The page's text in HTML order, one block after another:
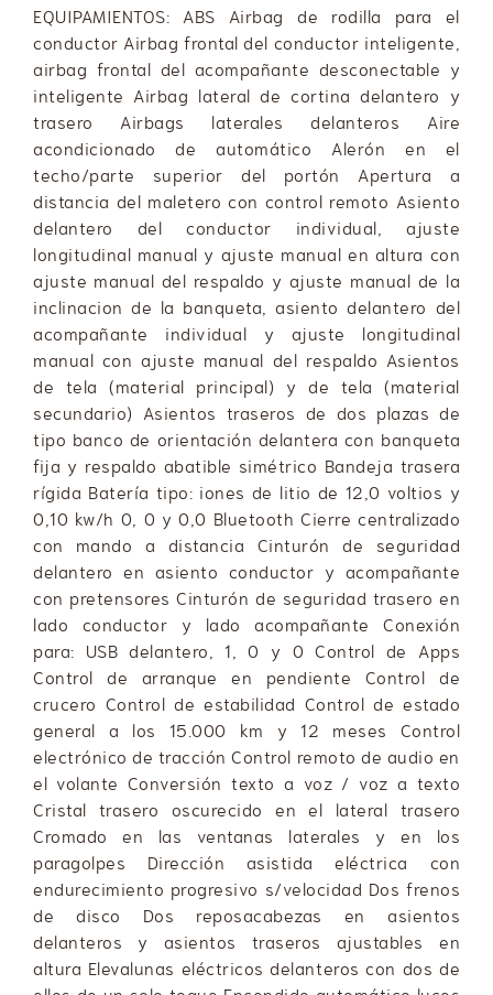
EQUIPAMIENTOS: ABS Airbag de rodilla para el
conductor Airbag frontal del conductor inteligente,
airbag frontal del acompañante desconectable y
inteligente Airbag lateral de cortina delantero y
trasero Airbags laterales delanteros Aire
acondicionado de automático Alerón en el
techo/parte superior del portón Apertura a
distancia del maletero con control remoto Asiento
delantero del conductor individual, ajuste
longitudinal manual y ajuste manual en altura con
ajuste manual del respaldo y ajuste manual de la
inclinacion de la banqueta, asiento delantero del
acompañante individual y ajuste longitudinal
manual con ajuste manual del respaldo Asientos
de tela (material principal) y de tela (material
secundario) Asientos traseros de dos plazas de
tipo banco de orientación delantera con banqueta
fija y respaldo abatible simétrico Bandeja trasera
rígida Batería tipo: iones de litio de 12,0 voltios y
0,10 kw/h 0, 0 y 0,0 Bluetooth Cierre centralizado
con mando a distancia Cinturón de seguridad
delantero en asiento conductor y acompañante
con pretensores Cinturón de seguridad trasero en
lado conductor y lado acompañante Conexión
para: USB delantero, 1, 0 y 0 Control de Apps
Control de arranque en pendiente Control de
crucero Control de estabilidad Control de estado
general a los 15.000 km y 12 meses Control
electrónico de tracción Control remoto de audio en
el volante Conversión texto a voz / voz a texto
Cristal trasero oscurecido en el lateral trasero
Cromado en las ventanas laterales y en los
paragolpes Dirección asistida eléctrica con
endurecimiento progresivo s/velocidad Dos frenos
de disco Dos reposacabezas en asientos
delanteros y asientos traseros ajustables en
altura Elevalunas eléctricos delanteros con dos de